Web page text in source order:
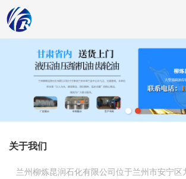
关于我们
兰州柳炼昆润石化有限公司位于兰州市安宁区